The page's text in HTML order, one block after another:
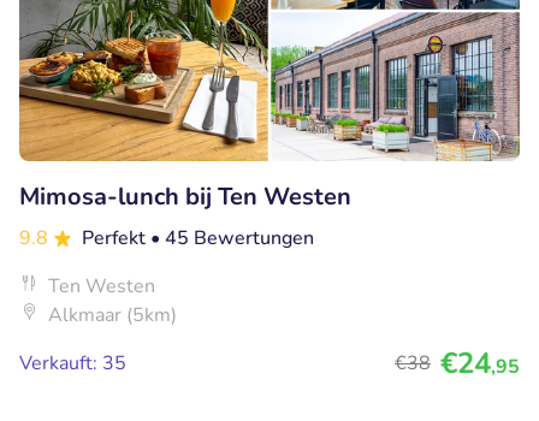
Mimosa-lunch bij Ten Westen
9.8 Perfekt • 45 Bewertungen
Ten Westen
Alkmaar (5km)
Verkauft: 35
€38 €24,95